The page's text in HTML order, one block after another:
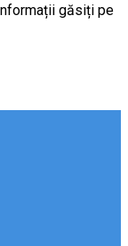
găsiți pe